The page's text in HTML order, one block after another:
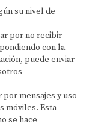
su nivel de
por no recibir
con la
puede enviar
mensajes y uso
móviles. Esta
se hace